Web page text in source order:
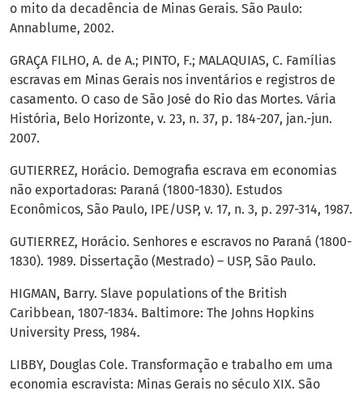
o mito da decadência de Minas Gerais. São Paulo:
Annablume, 2002.
GRAÇA FILHO, A. de A.; PINTO, F.; MALAQUIAS, C. Famílias
escravas em Minas Gerais nos inventários e registros de
casamento. O caso de São José do Rio das Mortes. Vária
História, Belo Horizonte, v. 23, n. 37, p. 184-207, jan.-jun.
2007.
GUTIERREZ, Horácio. Demografia escrava em economias
não exportadoras: Paraná (1800-1830). Estudos
Econômicos, São Paulo, IPE/USP, v. 17, n. 3, p. 297-314, 1987.
GUTIERREZ, Horácio. Senhores e escravos no Paraná (1800-
1830). 1989. Dissertação (Mestrado) – USP, São Paulo.
HIGMAN, Barry. Slave populations of the British
Caribbean, 1807-1834. Baltimore: The Johns Hopkins
University Press, 1984.
LIBBY, Douglas Cole. Transformação e trabalho em uma
economia escravista: Minas Gerais no século XIX. São